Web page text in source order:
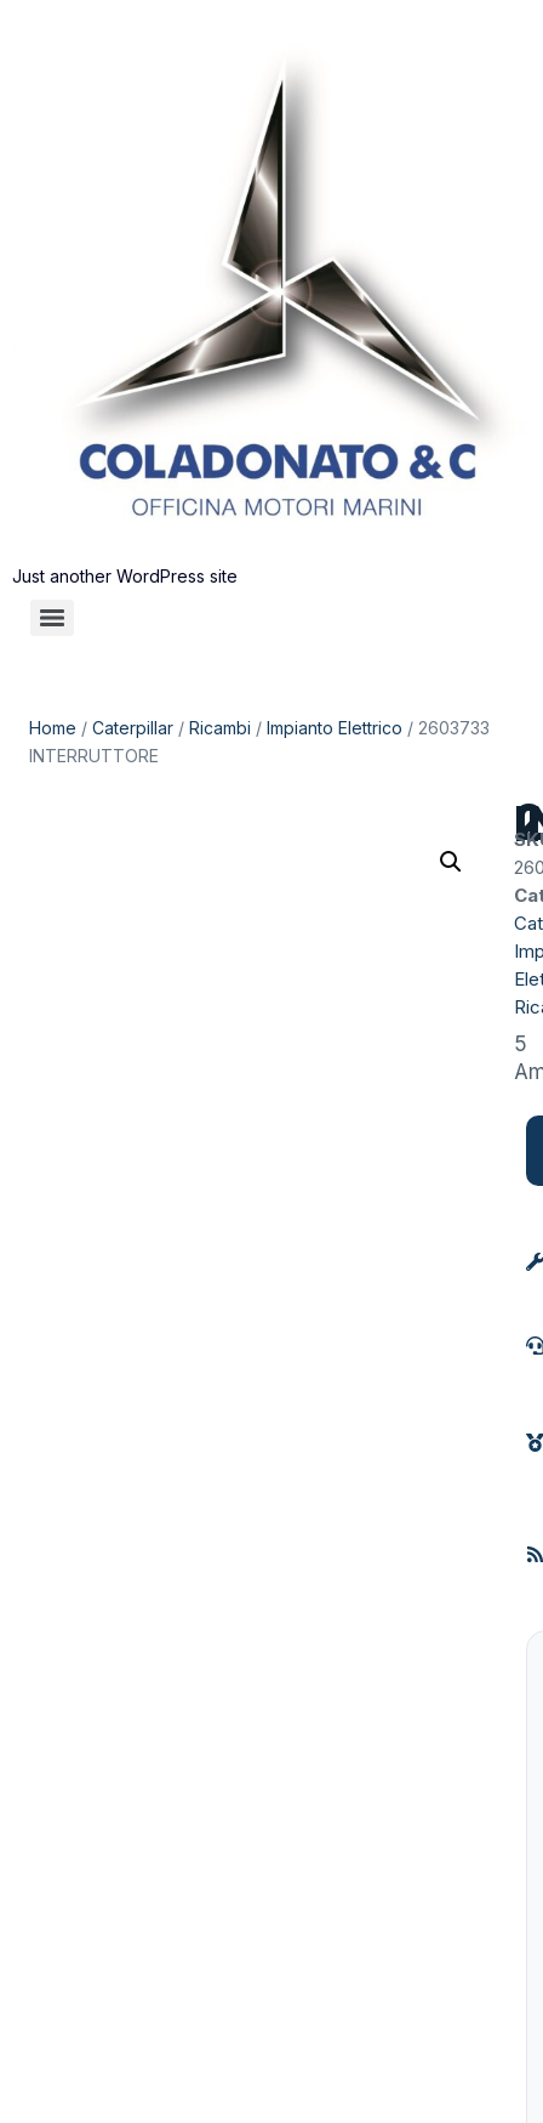
Just another WordPress site
Home / Caterpillar / Ricambi / Impianto Elettrico / 2603733
INTERRUTTORE
5